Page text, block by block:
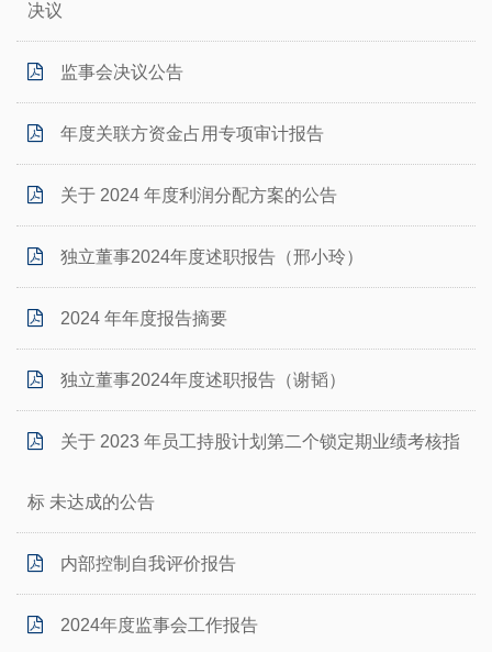
决议
监事会决议公告
年度关联方资金占用专项审计报告
关于 2024 年度利润分配方案的公告
独立董事2024年度述职报告（邢小玲）
2024 年年度报告摘要
独立董事2024年度述职报告（谢韬）
关于 2023 年员工持股计划第二个锁定期业绩考核指
标 未达成的公告
内部控制自我评价报告
2024年度监事会工作报告